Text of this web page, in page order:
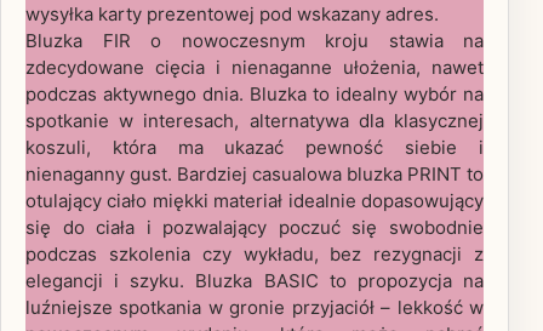
wysyłka karty prezentowej pod wskazany adres.
Bluzka FIR o nowoczesnym kroju stawia na
zdecydowane cięcia i nienaganne ułożenia, nawet
podczas aktywnego dnia. Bluzka to idealny wybór na
spotkanie w interesach, alternatywa dla klasycznej
koszuli, która ma ukazać pewność siebie i
nienaganny gust. Bardziej casualowa bluzka PRINT to
otulający ciało miękki materiał idealnie dopasowujący
się do ciała i pozwalający poczuć się swobodnie
podczas szkolenia czy wykładu, bez rezygnacji z
elegancji i szyku. Bluzka BASIC to propozycja na
luźniejsze spotkania w gronie przyjaciół – lekkość w